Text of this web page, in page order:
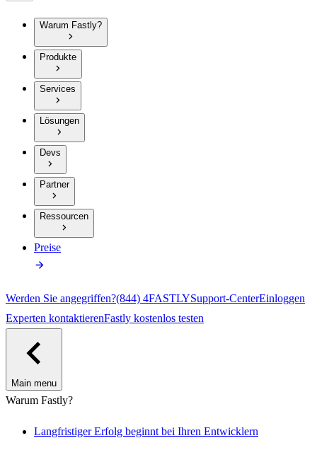
Warum Fastly?
Produkte
Services
Lösungen
Devs
Partner
Ressourcen
Preise
Werden Sie angegriffen?(844) 4FASTLYSupport-CenterEinloggen
Experten kontaktierenFastly kostenlos testen
Main menu
Warum Fastly?
Langfristiger Erfolg beginnt bei Ihren Entwicklern